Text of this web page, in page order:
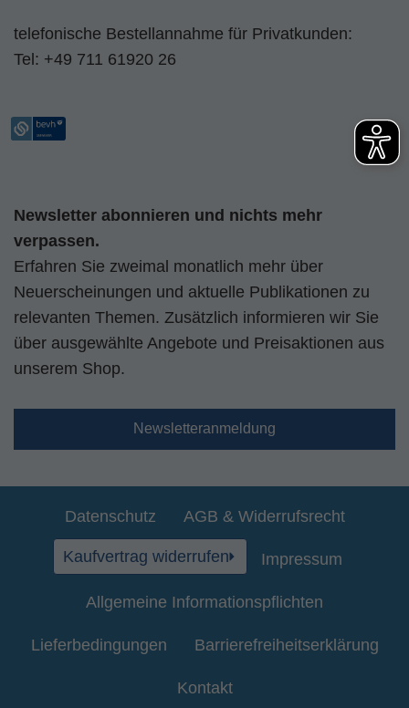
telefonische Bestellannahme für Privatkunden:
Tel: +49 711 61920 26
Newsletter abonnieren und nichts mehr
verpassen.
Erfahren Sie zweimal monatlich mehr über
Neuerscheinungen und aktuelle Publikationen zu
relevanten Themen. Zusätzlich informieren wir Sie
über ausgewählte Angebote und Preisaktionen aus
unserem Shop.
Newsletteranmeldung
Datenschutz AGB & Widerrufsrecht
Kaufvertrag widerrufen Impressum
Allgemeine Informationspflichten
Lieferbedingungen Barrierefreiheitserklärung
Kontakt